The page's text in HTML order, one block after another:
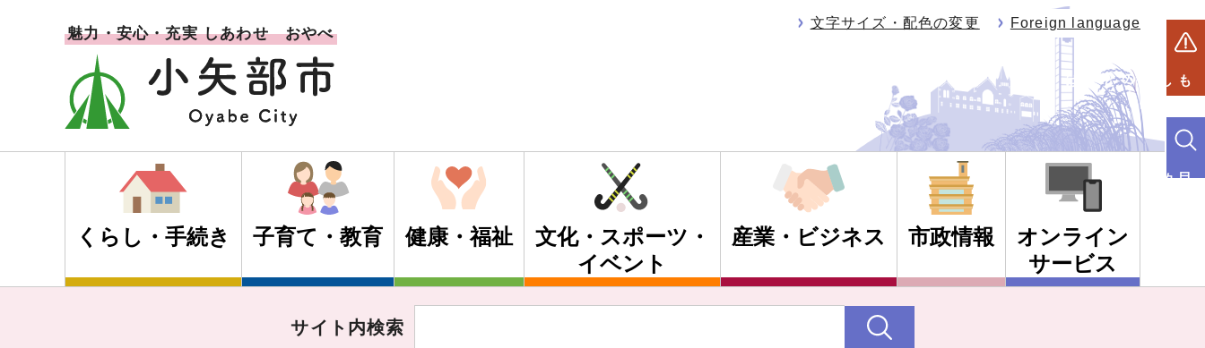
魅力・安心・充実 しあわせ おやべ
文字サイズ・配色の変更 Foreign language
もしものときは
くらし・手続き 子育て・教育 健康・福祉
文化・スポーツ・
イベント
産業・ビジネス 市政情報
オンライン
サービス
サイト内検索